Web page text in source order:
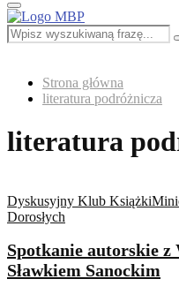
Primary
Menu
Search
for:
Strona główna
literatura podróżnicza
literatura
Dyskusyjny Klub Książki
Dorosłych
Spotkanie autorskie z
Sławkiem Sanockim